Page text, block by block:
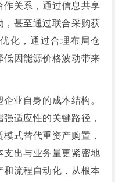
作关系，通过信息共享
，甚至通过联合采购获
化，通过合理布局仓
低因能源价格波动带来
业自身的成本结构。
适应性的关键路径，
式替代重资产购置，
支出与业务量更紧密地
流程自动化，从根本